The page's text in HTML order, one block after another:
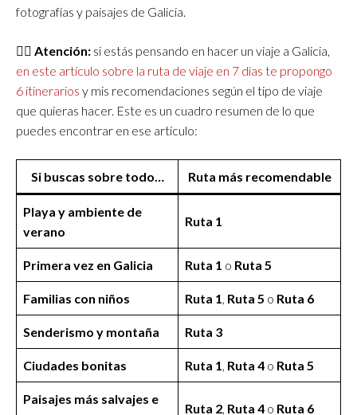
fotografías y paisajes de Galicia.
👉🏼 Atención: si estás pensando en hacer un viaje a Galicia,
en este artículo sobre la ruta de viaje en 7 días te propongo
6 itinerarios y mis recomendaciones según el tipo de viaje
que quieras hacer. Este es un cuadro resumen de lo que
puedes encontrar en ese artículo:
Si buscas sobre todo… Ruta más recomendable
Playa y ambiente de
verano
Ruta 1
Primera vez en Galicia Ruta 1 o Ruta 5
Familias con niños Ruta 1, Ruta 5 o Ruta 6
Senderismo y montaña Ruta 3
Ciudades bonitas Ruta 1, Ruta 4 o Ruta 5
Paisajes más salvajes e
Ruta 2, Ruta 4 o Ruta 6